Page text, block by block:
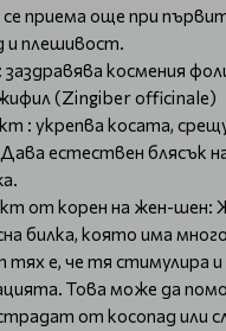
приема още при
и плешивост.
космения
(Zingiber officinale)
: укрепва косата,
Дава естествен блясък
от корен на жен-шен:
билка, която има
тях е, че тя стимулира
Това може да
от косопад или